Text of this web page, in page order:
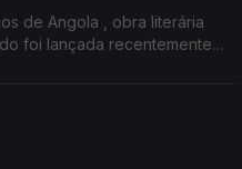
de Angola , obra literária
foi lançada recentemente